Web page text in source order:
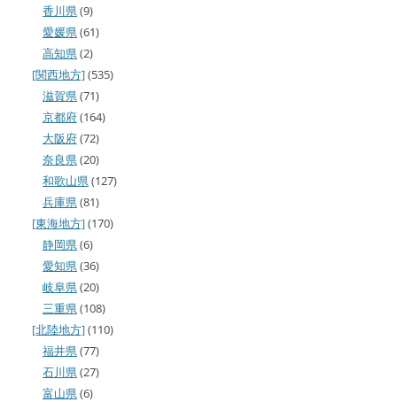
香川県(9)
愛媛県(61)
高知県(2)
[関西地方](535)
滋賀県(71)
京都府(164)
大阪府(72)
奈良県(20)
和歌山県(127)
兵庫県(81)
[東海地方](170)
静岡県(6)
愛知県(36)
岐阜県(20)
三重県(108)
[北陸地方](110)
福井県(77)
石川県(27)
富山県(6)